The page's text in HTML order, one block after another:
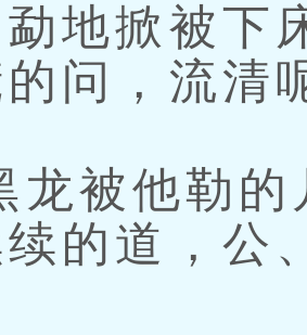
地掀被下
问，流清
被他勒的
续的道，公